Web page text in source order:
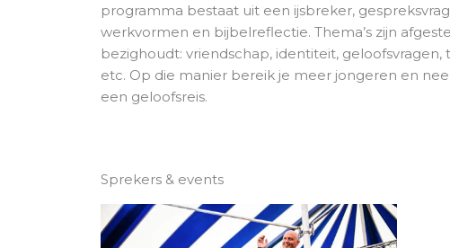
programma bestaat uit een ijsbreker,
werkvormen en bijbelreflectie. Thema’s zijn
bezighoudt: vriendschap, identiteit,
etc. Op die manier bereik je meer jongeren en
een geloofsreis.
Sprekers & events